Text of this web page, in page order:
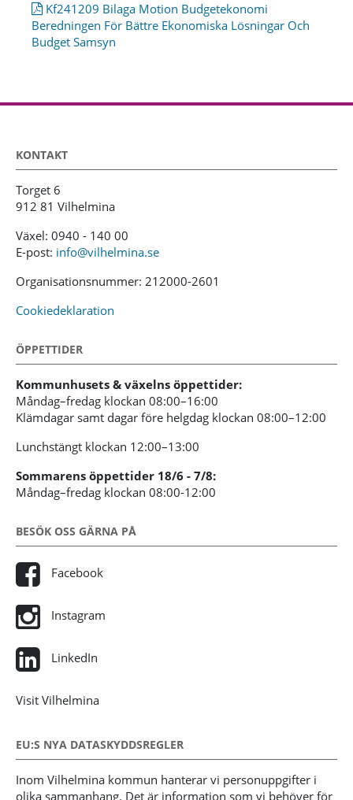
Kf241209 Bilaga Motion Budgetekonomi
Beredningen För Bättre Ekonomiska Lösningar Och
Budget Samsyn
KONTAKT
Torget 6
912 81 Vilhelmina
Växel: 0940 - 140 00
E-post: info@vilhelmina.se
Organisationsnummer: 212000-2601
Cookiedeklaration
ÖPPETTIDER
Kommunhusets & växelns öppettider:
Måndag–fredag klockan 08:00–16:00
Klämdagar samt dagar före helgdag klockan 08:00–12:00
Lunchstängt klockan 12:00–13:00
Sommarens öppettider 18/6 - 7/8:
Måndag–fredag klockan 08:00-12:00
BESÖK OSS GÄRNA PÅ
Facebook
Instagram
LinkedIn
Visit Vilhelmina
EU:S NYA DATASKYDDSREGLER
Inom Vilhelmina kommun hanterar vi personuppgifter i
olika sammanhang. Det är information som vi behöver för